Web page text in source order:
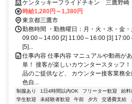
間～勤務時間は相談に応じます！
ケンタッキーフライドチキン 三鷹野崎
時給1,280円～1,380円
東京都三鷹市
勤務時間 ・勤務曜日：月・火・水・金
09:00～14:00 [2] 11:00～16:00 [3]
[5]...
仕事内容 仕事内容 マニュアルや動画が
単！ 接客が楽しいカウンタースタッフ
品のご提供など、 カウンター接客業務
色自...
制服あり 1日4時間以内OK フリーター歓迎 給料
学生歓迎
未経験者歓迎 午前 夕方 交通費支給